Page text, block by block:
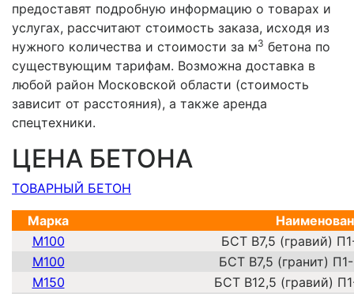
предоставят подробную информацию о товарах и
услугах, рассчитают стоимость заказа, исходя из
нужного количества и стоимости за м3 бетона по
существующим тарифам. Возможна доставка в
любой район Московской области (стоимость
зависит от расстояния), а также аренда
спецтехники.
ЦЕНА БЕТОНА
ТОВАРНЫЙ БЕТОН
Марка
М100
БСТ В7,5 (гравий)
М100
БСТ В7,5 (гранит)
М150
БСТ В12,5 (гравий)